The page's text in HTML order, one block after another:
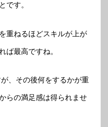
です。
重ねるほどスキルが上が
ば最高ですね。
、その後何をするかが重
らの満足感は得られませ